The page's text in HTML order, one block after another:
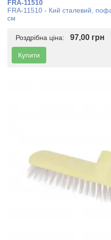
FRA-11510
FRA-11510 - Кий сталевий,
см
Роздрібна ціна: 97,00 грн
Купити